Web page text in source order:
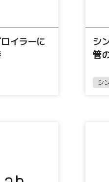
イラーに
シ
管
シ